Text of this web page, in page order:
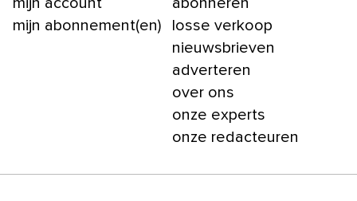
mijn account
mijn abonnement(en)
abonneren
losse verkoop
nieuwsbrieven
adverteren
over ons
onze experts
onze redacteuren